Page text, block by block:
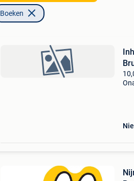
Boeken